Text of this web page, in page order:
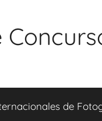
de